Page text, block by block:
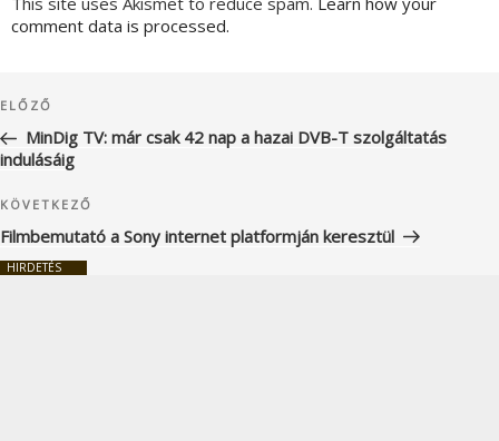
comment data is processed.
navigáció
Korábbi
bejegyzés
ELŐZŐ
MinDig TV: már csak 42 nap a hazai DVB-T szolgáltatás
indulásáig
Következő
bejegyzés
KÖVETKEZŐ
Filmbemutató a Sony internet platformján keresztül
HIRDETÉS